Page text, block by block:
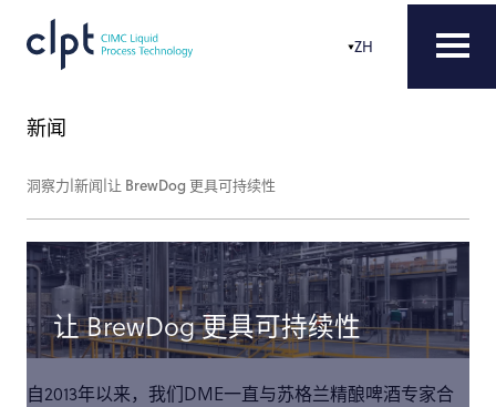
ZH
新闻
洞察力|新闻|让 BrewDog 更具可持续性
让 BrewDog 更具可持续性
自2013年以来，我们DME一直与苏格兰精酿啤酒专家合